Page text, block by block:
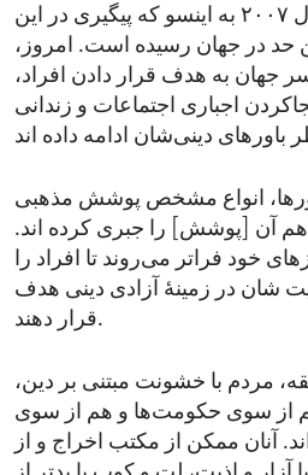
دولتی بر دین، از سال ۲۰۰۷ به اینسو که پیگیری در این
حد در جهان رسیده است. امروز،
جهان به هدف قرار دادن افراد،
اجباری اجتماعات و زندانی
انواع مشخص پوشش مذهبی
آن [پوشش] را جبری کرده اند.
خود فراتر می‌روند تا افراد را
شان در زمینهٔ آزادی دینی هدف
قرار دهند.
مردم با خشونت مبتنی بر دین،
از سوی حکومت‌ها و هم از سوی
آنان ممکن از مکتب اخراج و از